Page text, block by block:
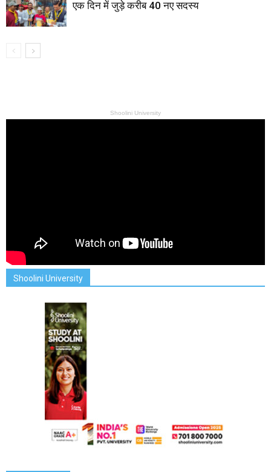
एक दिन में जुड़े करीब 40 नए सदस्य
Shoolini University
Shoolini University